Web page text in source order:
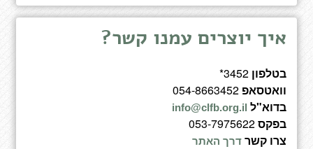
איך יוצרים עמנו קשר?
בטלפון 3452*
וואטסאפ 054-8663452
בדוא"ל info@clfb.org.il
בפקס053-7975622
צרו קשר דרך האתר